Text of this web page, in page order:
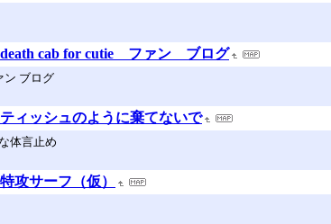
death cab for cutie ファン ブログ
ン ブログ
ティッシュのように棄てないで
体言止め
特攻サーフ（仮）